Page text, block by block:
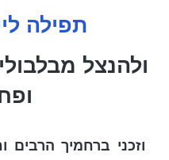
תפילה
ולהנצל
וזכני ברחמיך הרבים